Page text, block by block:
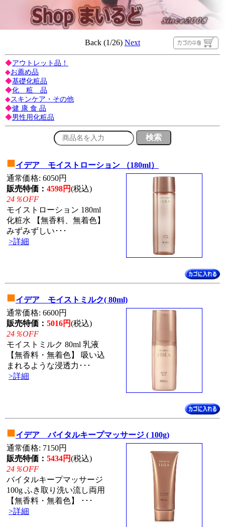
Back (1/26) Next
◆アウトレット品！
◆お薦め品
◆基礎化粧品
◆化 粧 品
◆スキンケア・その他
◆健 康 食 品
◆男性用化粧品
■イデア モイストローション （180ml）
通常価格: 6050円
販売特価： 4598円(税込)
24％OFF
モイストローション 180ml
化粧水 【無香料、無着色】
みずみずしい･･･
>詳細
■イデア モイストミルク( 80ml)
通常価格: 6600円
販売特価： 5016円(税込)
24％OFF
モイストミルク 80ml 乳液
【無香料・無着色】 吸い込
まれるような浸透力･･･
>詳細
■イデア バイタルキープマッサージ ( 100g)
通常価格: 7150円
販売特価： 5434円(税込)
24％OFF
バイタルキープマッサージ
100g ふき取り洗い流し両用
【無香料・無着色】 ･･･
>詳細